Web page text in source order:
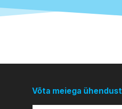
Võta meiega ühendust